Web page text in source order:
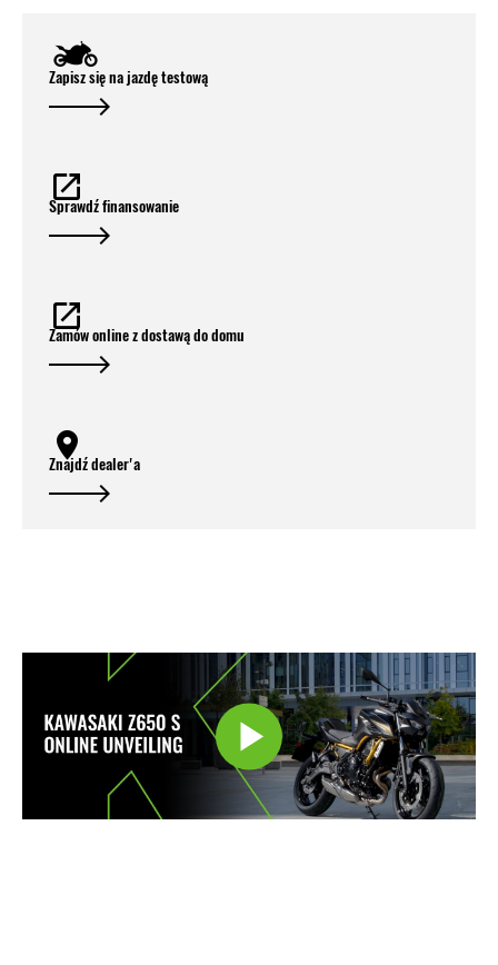
Zapisz się na jazdę testową
Sprawdź finansowanie
Zamów online z dostawą do domu
Znajdź dealer'a